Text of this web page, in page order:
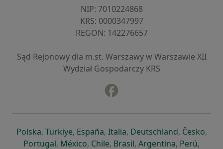
NIP: ⁠7010224868
KRS: ⁠0000347997
REGON: ⁠142276657
Sąd Rejonowy dla m.st. Warszawy w Warszawie XII
Wydział Gospodarczy KRS
Polskaotwiera się w nowej karcie
, Türkiyeotwiera się w nowej karcie
, Españaotwiera się w nowej karcie
, Italiaotwiera się w nowej
, Deutschlandotwiera się
, Česko,
Portugalotwiera się w nowej karcie
, Méxicootwiera się w nowej karcie
, Chileotwiera się w nowej karcie
, Brasilotwiera się w nowej
, Argentinaotwiera się
, Perú,